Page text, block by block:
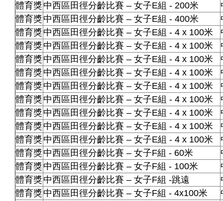
體育獎 中西區田徑分齡比賽 – 女子E組 - 200米
體育獎 中西區田徑分齡比賽 – 女子E組 - 400米
體育獎 中西區田徑分齡比賽 – 女子E組 - 4 x 100米
體育獎 中西區田徑分齡比賽 – 女子E組 - 4 x 100米
體育獎 中西區田徑分齡比賽 – 女子E組 - 4 x 100米
體育獎 中西區田徑分齡比賽 – 女子E組 - 4 x 100米
體育獎 中西區田徑分齡比賽 – 女子E組 - 4 x 100米
體育獎 中西區田徑分齡比賽 – 女子E組 - 4 x 100米
體育獎 中西區田徑分齡比賽 – 女子E組 - 4 x 100米
體育獎 中西區田徑分齡比賽 – 女子E組 - 4 x 100米
體育獎 中西區田徑分齡比賽 – 女子E組 - 4 x 100米
體育獎 中西區田徑分齡比賽 – 女子F組 - 60米
體育獎 中西區田徑分齡比賽 – 女子F組 - 100米
體育獎 中西區田徑分齡比賽 – 女子F組 -跳遠
體育獎 中西區田徑分齡比賽 – 女子F組 - 4x100米